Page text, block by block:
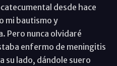
desde hace
mi bautismo y
Pero nunca olvidaré
enfermo de meningitis
su lado, dándole suero